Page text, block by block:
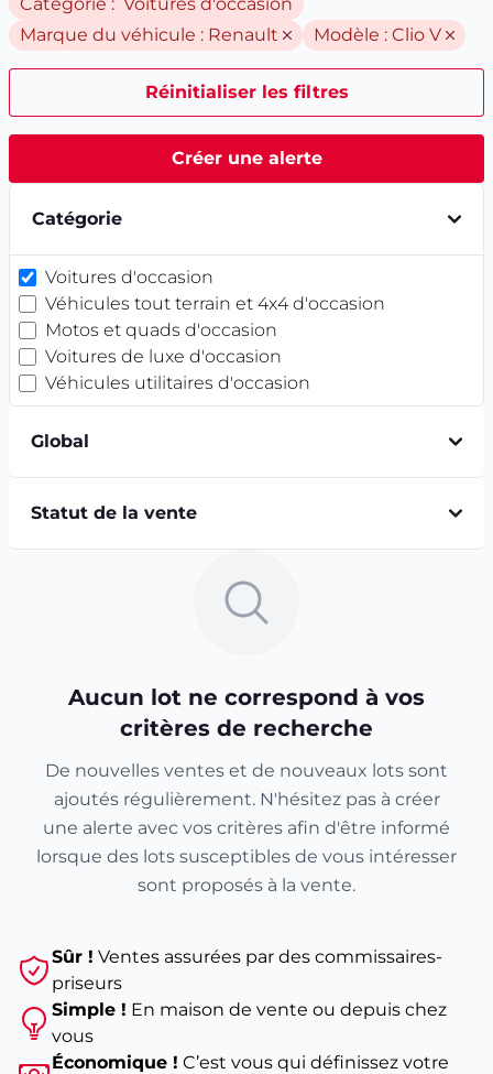
Marque du véhicule : Renault Modèle : Clio V
Réinitialiser les filtres
Créer une alerte
Catégorie
Voitures d'occasion
Véhicules tout terrain et 4x4 d'occasion
Motos et quads d'occasion
Voitures de luxe d'occasion
Véhicules utilitaires d'occasion
Global
Statut de la vente
Aucun lot ne correspond à vos
critères de recherche
De nouvelles ventes et de nouveaux lots sont
ajoutés régulièrement. N'hésitez pas à créer
une alerte avec vos critères afin d'être informé
lorsque des lots susceptibles de vous intéresser
sont proposés à la vente.
Sûr ! Ventes assurées par des commissaires-
priseurs
Simple ! En maison de vente ou depuis chez
vous
Économique ! C’est vous qui définissez votre